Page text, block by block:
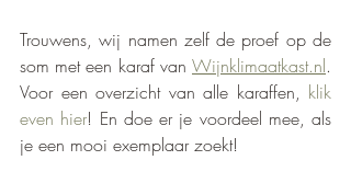
Trouwens, wij namen zelf de proef op de
som met een karaf van Wijnklimaatkast.nl.
Voor een overzicht van alle karaffen, klik
even hier! En doe er je voordeel mee, als
je een mooi exemplaar zoekt!